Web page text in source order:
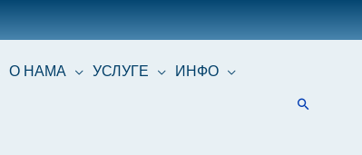
О НАМА УСЛУГЕ ИНФО